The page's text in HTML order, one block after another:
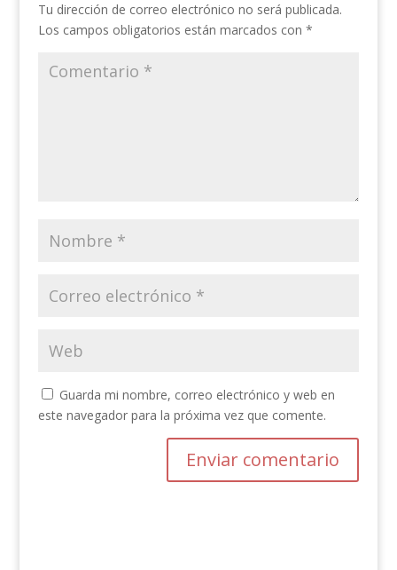
Tu dirección de correo electrónico no será publicada.
Los campos obligatorios están marcados con *
Guarda mi nombre, correo electrónico y web en
este navegador para la próxima vez que comente.